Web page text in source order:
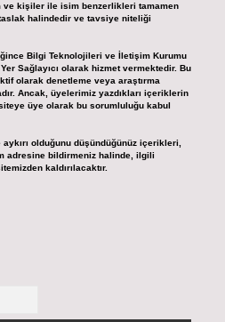
ve kişiler ile isim benzerlikleri tamamen
halindedir ve tavsiye niteliği
Bilgi Teknolojileri ve İletişim Kurumu
Sağlayıcı olarak hizmet vermektedir. Bu
olarak denetleme veya araştırma
Ancak, üyelerimiz yazdıkları içeriklerin
üye olarak bu sorumluluğu kabul
olduğunu düşündüğünüz içerikleri,
adresine bildirmeniz halinde, ilgili
kaldırılacaktır.